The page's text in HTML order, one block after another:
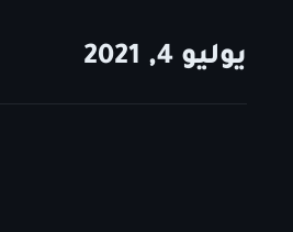
يوليو 4, 2021